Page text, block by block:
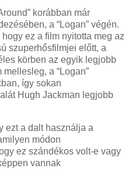
korábban már
a “Logan” végén.
ez a film nyitotta meg az
szuperhősfilmjei előtt, a
körben az egyik legjobb
a “Logan”
így sokan
Hugh Jackman legjobb
ezt a dalt használja a
módon
ez szándékos volt-e vagy
vannak